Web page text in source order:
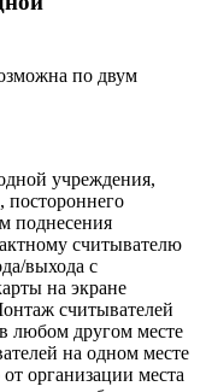
по двум
учреждения,
постороннего
поднесения
считывателю
выхода с
на экране
считывателей
любом другом месте
на одном месте
организации места